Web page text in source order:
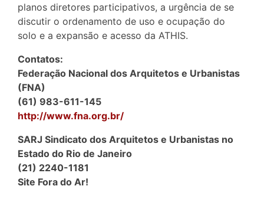
planos diretores participativos, a urgência de se
discutir o ordenamento de uso e ocupação do
solo e a expansão e acesso da ATHIS.
Contatos:
Federação Nacional dos Arquitetos e Urbanistas
(FNA)
(61) 983-611-145
http://www.fna.org.br/
SARJ Sindicato dos Arquitetos e Urbanistas no
Estado do Rio de Janeiro
(21) 2240-1181
Site Fora do Ar!